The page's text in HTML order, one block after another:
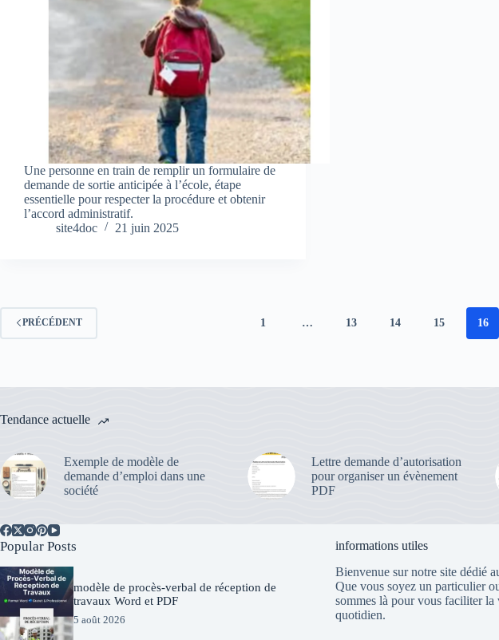
Une personne en train de remplir un formulaire de
demande de sortie anticipée à l’école, étape
essentielle pour respecter la procédure et obtenir
l’accord administratif.
site4doc
21 juin 2025
PRÉCÉDENT 1 … 13 14 15 16
Tendance actuelle
Exemple de modèle de
demande d’emploi dans une
société
Lettre demande d’autorisation
pour organiser un évènement
PDF
Popular Posts
modèle de procès-verbal de réception de
travaux Word et PDF
5 août 2026
informations utiles
Bienvenue sur notre site dédié
Que vous soyez un particulier
sommes là pour vous faciliter la
quotidien.